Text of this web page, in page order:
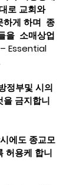
로 교회와
하게 하며  종
을  소매상업
– Essential
정부및 시의
을 금지합니
에도 종교모
허용케 합니